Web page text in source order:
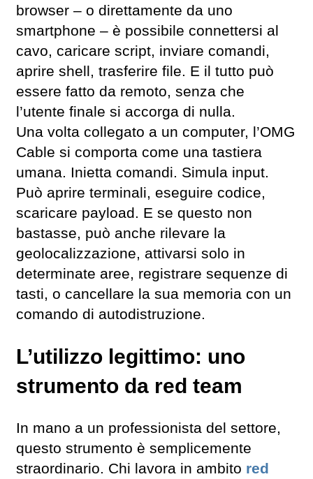
browser – o direttamente da uno
smartphone – è possibile connettersi al
cavo, caricare script, inviare comandi,
aprire shell, trasferire file. E il tutto può
essere fatto da remoto, senza che
l’utente finale si accorga di nulla.
Una volta collegato a un computer, l’OMG
Cable si comporta come una tastiera
umana. Inietta comandi. Simula input.
Può aprire terminali, eseguire codice,
scaricare payload. E se questo non
bastasse, può anche rilevare la
geolocalizzazione, attivarsi solo in
determinate aree, registrare sequenze di
tasti, o cancellare la sua memoria con un
comando di autodistruzione.
L’utilizzo legittimo: uno
strumento da red team
In mano a un professionista del settore,
questo strumento è semplicemente
straordinario. Chi lavora in ambito red